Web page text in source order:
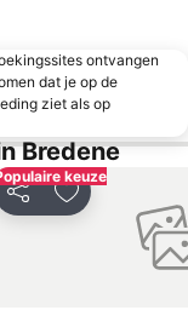
Stadium
Seapark Brugge
Dance Festival
ontvangen
dat je op de
ziet als op
Bredene
keuze
Delen Toevoegen